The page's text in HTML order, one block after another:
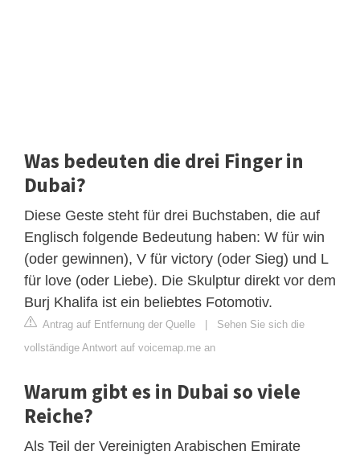
Was bedeuten die drei Finger in
Dubai?
Diese Geste steht für drei Buchstaben, die auf
Englisch folgende Bedeutung haben: W für win
(oder gewinnen), V für victory (oder Sieg) und L
für love (oder Liebe). Die Skulptur direkt vor dem
Burj Khalifa ist ein beliebtes Fotomotiv.
Antrag auf Entfernung der Quelle | Sehen Sie sich die
vollständige Antwort auf voicemap.me an
Warum gibt es in Dubai so viele
Reiche?
Als Teil der Vereinigten Arabischen Emirate